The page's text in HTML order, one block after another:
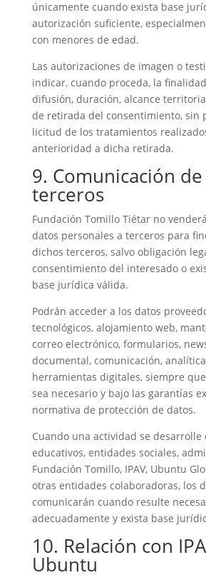
únicamente cuando exista base
autorización suficiente,
con menores de edad.
Las autorizaciones de imagen o
indicar, cuando proceda, la
difusión, duración, alcance
de retirada del consentimiento, sin
licitud de los tratamientos
anterioridad a dicha retirada.
9. Comunicación
terceros
Fundación Tomillo Tiétar no
datos personales a terceros para
dichos terceros, salvo obligación
consentimiento del interesado o
base jurídica válida.
Podrán acceder a los datos
tecnológicos, alojamiento web,
correo electrónico, formularios,
documental, comunicación,
herramientas digitales, siempre
sea necesario y bajo las garantías
normativa de protección de datos.
Cuando una actividad se desarrolle
educativos, entidades sociales,
Fundación Tomillo, IPAV, Ubuntu
otras entidades colaboradoras, los
comunicarán cuando resulte
adecuadamente y exista base
10. Relación con
Ubuntu